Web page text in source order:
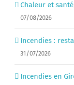
Chaleur et
07/08/2026
Incendies :
31/07/2026
Incendies en